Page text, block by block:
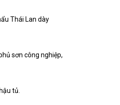
Thái Lan dày
sơn công nghiệp,
tủ.